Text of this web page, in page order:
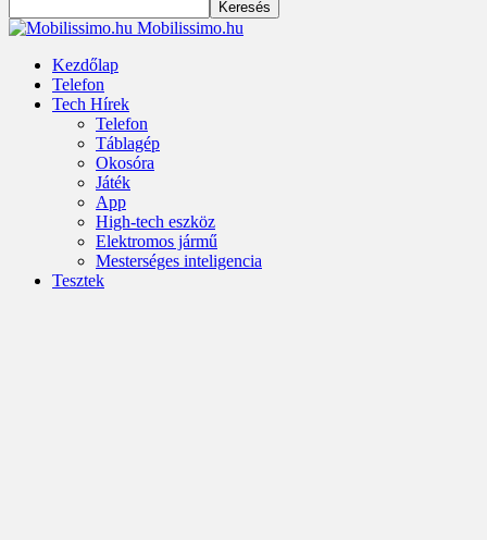
Mobilissimo.hu
Kezdőlap
Telefon
Tech Hírek
Telefon
Táblagép
Okosóra
Játék
App
High-tech eszköz
Elektromos jármű
Mesterséges inteligencia
Tesztek